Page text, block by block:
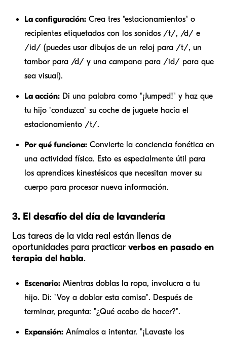
La configuración: Crea tres "estacionamientos" o
recipientes etiquetados con los sonidos /t/, /d/ e
/id/ (puedes usar dibujos de un reloj para /t/, un
tambor para /d/ y una campana para /id/ para que
sea visual).
La acción: Di una palabra como "¡Jumped!" y haz que
tu hijo "conduzca" su coche de juguete hacia el
estacionamiento /t/.
Por qué funciona: Convierte la conciencia fonética en
una actividad física. Esto es especialmente útil para
los aprendices kinestésicos que necesitan mover su
cuerpo para procesar nueva información.
3. El desafío del día de lavandería
Las tareas de la vida real están llenas de
oportunidades para practicar verbos en pasado en
terapia del habla.
Escenario: Mientras doblas la ropa, involucra a tu
hijo. Di: "Voy a doblar esta camisa". Después de
terminar, pregunta: "¿Qué acabo de hacer?".
Expansión: Anímalos a intentar. "¡Lavaste los